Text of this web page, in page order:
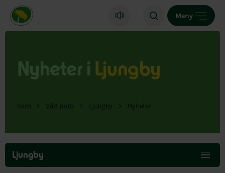
Miljöpartiet de gröna, startsida
Meny
Nyheter i Ljungby
Hem Vårt parti Ljungby Nyheter
Hoppa
över
menyn
Ljungby